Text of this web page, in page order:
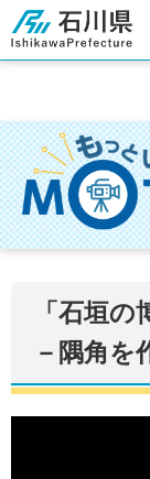
石川県
「石垣
－隅角を